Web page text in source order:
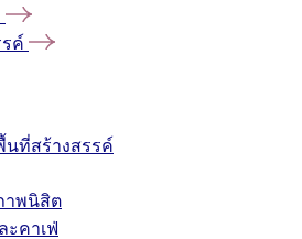
ค์
ที่สร้างสรรค์
าพนิสิต
ะคาเฟ่